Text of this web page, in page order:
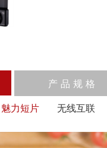
产品规格
魅力短片
无线互联